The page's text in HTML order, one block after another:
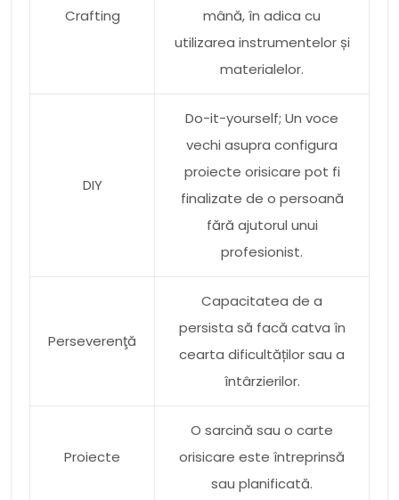
Crafting
mână, în adica cu
utilizarea instrumentelor și
materialelor.
DIY
Do-it-yourself; Un voce
vechi asupra configura
proiecte orisicare pot fi
finalizate de o persoană
fără ajutorul unui
profesionist.
Perseverenţă
Capacitatea de a
persista să facă catva în
cearta dificultăților sau a
întârzierilor.
Proiecte
O sarcină sau o carte
orisicare este întreprinsă
sau planificată.